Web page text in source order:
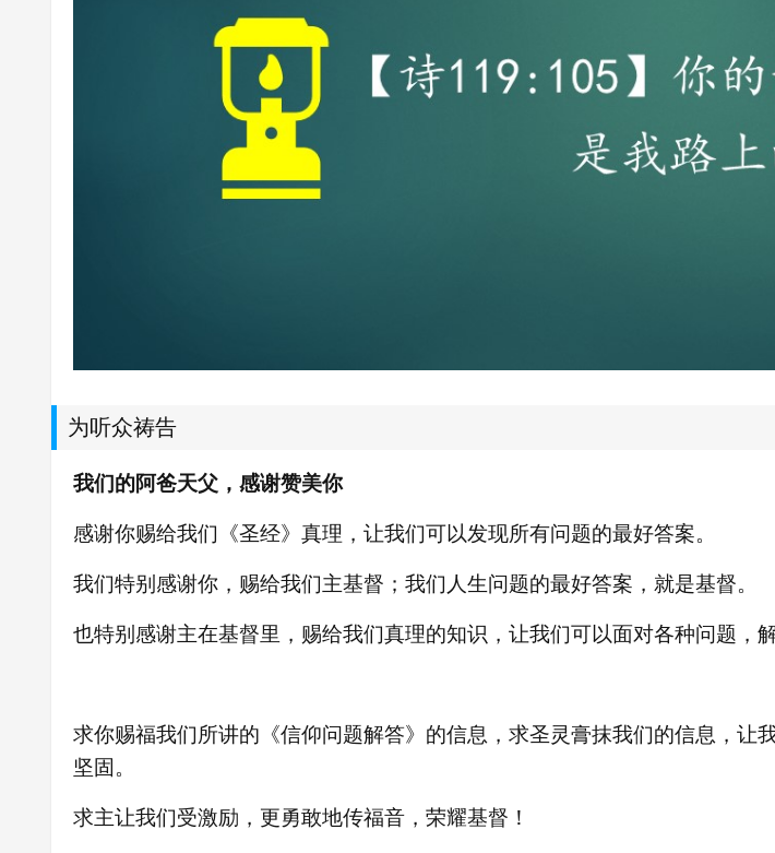
为听众祷告
我们的阿爸天父，感谢赞美你
感谢你赐给我们《圣经》真理，让我们可以发现所有问题的最好答案。
我们特别感谢你，赐给我们主基督；我们人生问题的最好答案，就是基督。
也特别感谢主在基督里，赐给我们真理的知识，让我们可以面对各种问题，解
求你赐福我们所讲的《信仰问题解答》的信息，求圣灵膏抹我们的信息，让
坚固。
求主让我们受激励，更勇敢地传福音，荣耀基督！